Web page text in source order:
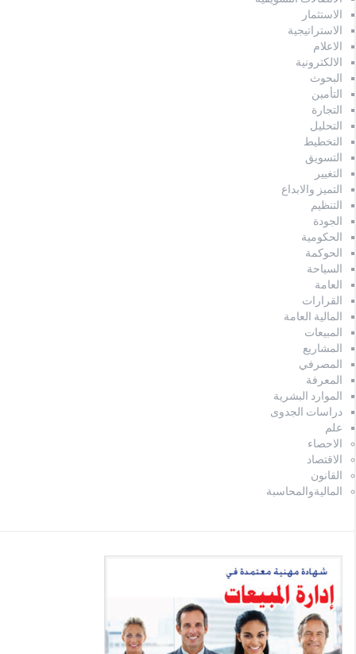
الاستثمار
الاستراتيجية
الاعلام
الالكترونية
البحوث
التأمين
التجارة
التحليل
التخطيط
التسويق
التغيير
التميز والابداع
التنظيم
الجودة
الحكومية
الحوكمة
السياحة
العامة
القرارات
المالية العامة
المبيعات
المشاريع
المصرفي
المعرفة
الموارد البشرية
دراسات الجدوى
علم
الاحصاء
الاقتصاد
القانون
الماليةوالمحاسبة